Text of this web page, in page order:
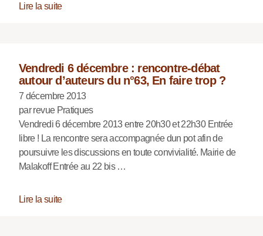
Lire la suite
Vendredi 6 décembre : rencontre-débat
autour d’auteurs du n°63, En faire trop ?
7 décembre 2013
par revue Pratiques
Vendredi 6 décembre 2013 entre 20h30 et 22h30 Entrée
libre ! La rencontre sera accompagnée dun pot afin de
poursuivre les discussions en toute convivialité. Mairie de
Malakoff Entrée au 22 bis …
Lire la suite